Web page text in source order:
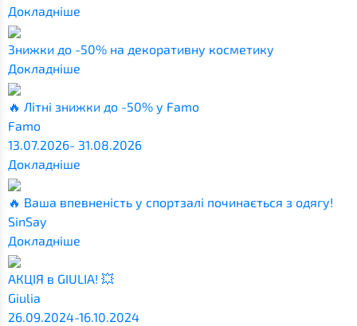
Докладніше
Знижки до -50% на декоративну косметику
Докладніше
🔥 Літні знижки до -50% у Famo
Famo
13.07.2026- 31.08.2026
Докладніше
🔥 Ваша впевненість у спортзалі починається з одягу!
SinSay
Докладніше
АКЦІЯ в GIULIA! 💥
Giulia
26.09.2024-16.10.2024